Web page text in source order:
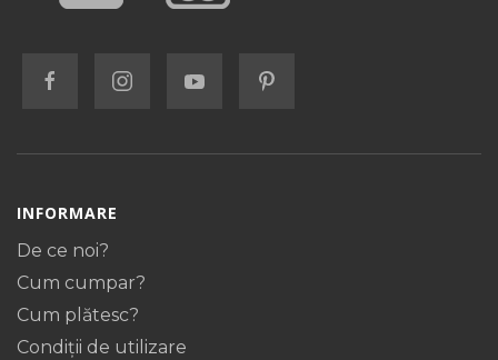
INFORMARE
De ce noi?
Cum cumpar?
Cum plătesc?
Condiții de utilizare